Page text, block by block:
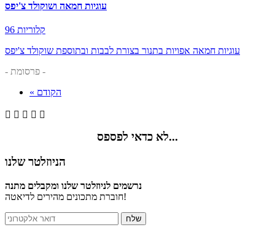
עוגיות חמאה ושוקולד צ'יפס
96 קלוריות
עוגיות חמאה אפויות בתנור בצורת לבבות ובתוספת שוקולד צ'יפס
- פרסומת -
« הקודם
    
לא כדאי לפספס...
הניוזלטר שלנו
נרשמים לניוזלטר שלנו ומקבלים מתנה
חוברת מתכונים מהירים לדיאטה!